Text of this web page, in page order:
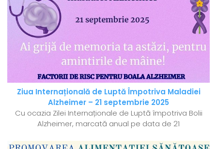
Ziua Internațională de Luptă Împotriva Maladiei
Alzheimer – 21 septembrie 2025
Cu ocazia Zilei Internaționale de Luptă împotriva Bolii
Alzheimer, marcată anual pe data de 21